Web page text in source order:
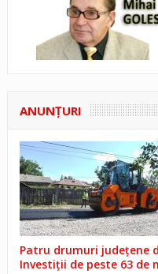
ANUNŢURI
Patru drumuri județene
Investiții de peste 63 de